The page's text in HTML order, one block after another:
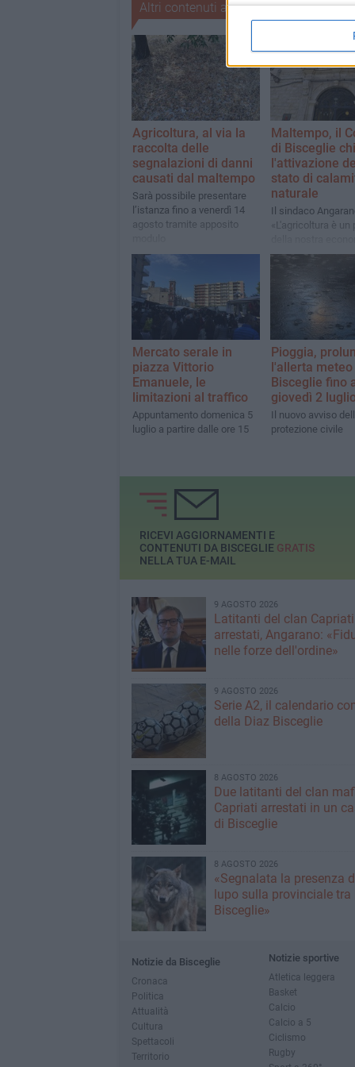
Altri contenuti a tema
Agricoltura, al via la
raccolta delle
segnalazioni di danni
causati dal maltempo
Sarà possibile presentare
l’istanza fino a venerdì 14
agosto tramite apposito
Maltempo, il
di Bisceglie
l'attivazione
stato di
naturale
Il sindaco
«L'agricoltura è un
Siamo al fianco
Mercato serale in
piazza Vittorio
Emanuele, le
limitazioni al traffico
Appuntamento domenica 5
luglio a partire dalle ore 15
Pioggia,
l'allerta meteo
Bisceglie fino
giovedì 2
Il nuovo avviso
protezione civile
RICEVI AGGIORNAMENTI E
CONTENUTI DA BISCEGLIE GRATIS
NELLA TUA E-MAIL
9 AGOSTO 2026
Latitanti del clan Capriati
arrestati, Angarano:
nelle forze dell'ordine»
9 AGOSTO 2026
Serie A2, il calendario
della Diaz Bisceglie
8 AGOSTO 2026
Due latitanti del clan
Capriati arrestati in un
di Bisceglie
8 AGOSTO 2026
«Segnalata la presenza
lupo sulla provinciale tra
Bisceglie»
Notizie da Bisceglie
Cronaca
Politica
Attualità
Cultura
Spettacoli
Territorio
Notizie sportive
Atletica leggera
Basket
Calcio
Calcio a 5
Ciclismo
Rugby